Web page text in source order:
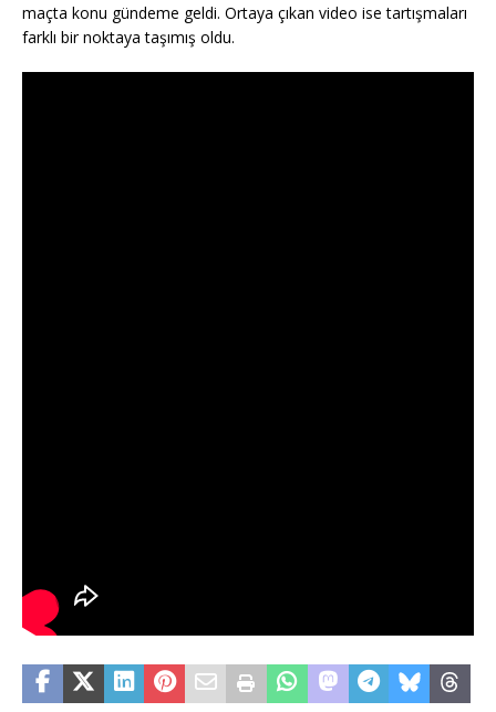
maçta konu gündeme geldi. Ortaya çıkan video ise tartışmaları
farklı bir noktaya taşımış oldu.